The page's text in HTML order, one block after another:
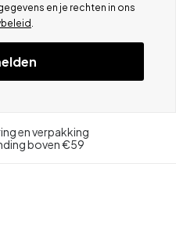
en je rechten in ons
en verpakking
boven €59